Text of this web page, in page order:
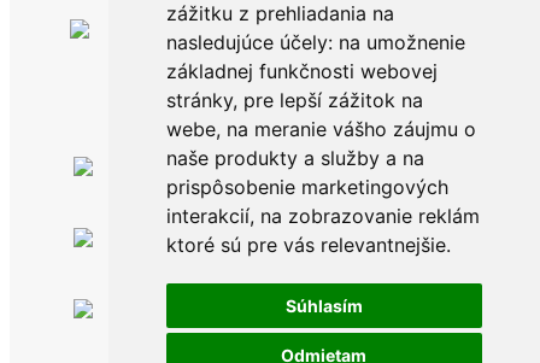
zážitku z prehliadania na
nasledujúce účely: na umožnenie
základnej funkčnosti webovej
stránky, pre lepší zážitok na
webe, na meranie vášho záujmu o
naše produkty a služby a na
prispôsobenie marketingových
interakcií, na zobrazovanie reklám
ktoré sú pre vás relevantnejšie.
Súhlasím
Odmietam
Po-Pia: 8.00 -16.00
0911 999 361
Po-Pia: 8.00 -16.00
info@topankaren.sk
Povina 198